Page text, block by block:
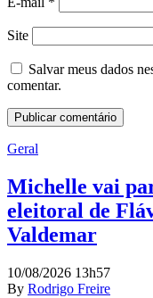
Site
Salvar meus dados
comentar.
Geral
Michelle vai
eleitoral de
Valdemar
10/08/2026 13h57
By Rodrigo Freire